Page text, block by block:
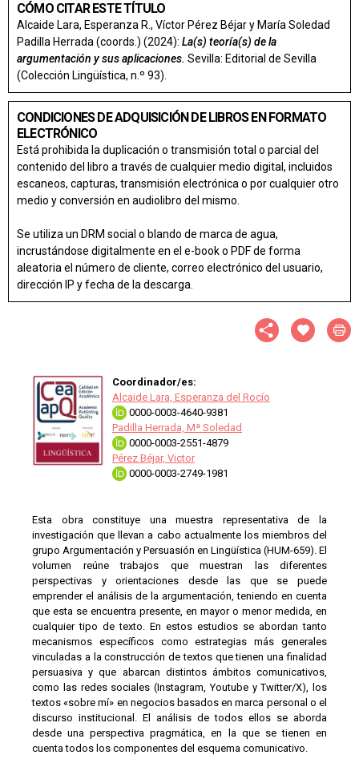
CÓMO CITAR ESTE TÍTULO
Alcaide Lara, Esperanza R., Víctor Pérez Béjar y María Soledad
Padilla Herrada (coords.) (2024): La(s) teoría(s) de la
argumentación y sus aplicaciones. Sevilla: Editorial de Sevilla
(Colección Lingüística, n.º 93).
CONDICIONES DE ADQUISICIÓN DE LIBROS EN FORMATO
ELECTRÓNICO
Está prohibida la duplicación o transmisión total o parcial del
contenido del libro a través de cualquier medio digital, incluidos
escaneos, capturas, transmisión electrónica o por cualquier otro
medio y conversión en audiolibro del mismo.
Se utiliza un DRM social o blando de marca de agua,
incrustándose digitalmente en el e-book o PDF de forma
aleatoria el número de cliente, correo electrónico del usuario,
dirección IP y fecha de la descarga.
Coordinador/es:
Alcaide Lara, Esperanza del Rocío
0000-0003-4640-9381
Padilla Herrada, Mª Soledad
0000-0003-2551-4879
Pérez Béjar, Victor
0000-0003-2749-1981
Esta obra constituye una muestra representativa de la
investigación que llevan a cabo actualmente los miembros del
grupo Argumentación y Persuasión en Lingüística (HUM-659). El
volumen reúne trabajos que muestran las diferentes
perspectivas y orientaciones desde las que se puede
emprender el análisis de la argumentación, teniendo en cuenta
que esta se encuentra presente, en mayor o menor medida, en
cualquier tipo de texto. En estos estudios se abordan tanto
mecanismos específicos como estrategias más generales
vinculadas a la construcción de textos que tienen una finalidad
persuasiva y que abarcan distintos ámbitos comunicativos,
como las redes sociales (Instagram, Youtube y Twitter/X), los
textos «sobre mí» en negocios basados en marca personal o el
discurso institucional. El análisis de todos ellos se aborda
desde una perspectiva pragmática, en la que se tienen en
cuenta todos los componentes del esquema comunicativo.